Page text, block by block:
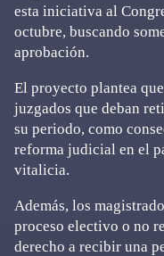
esta iniciativa al
octubre, buscando
aprobación.
El proyecto plantea
juzgados que deban
su periodo, como
reforma judicial en el
vitalicia.
Además, los
proceso electivo o no
derecho a recibir una